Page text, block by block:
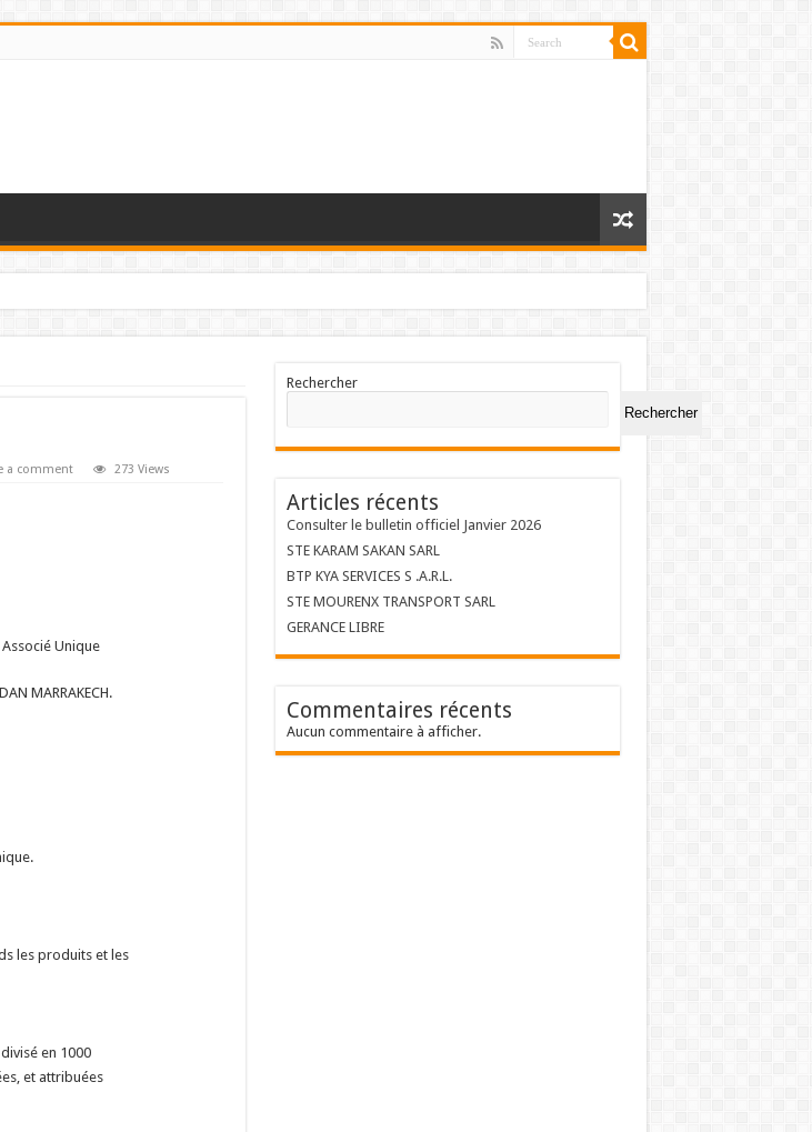
a comment 273 Views
Unique
MARRAKECH.
les produits et les
en 1000
et attribuées
Rechercher
Rechercher
Articles récents
Consulter le bulletin officiel Janvier 2026
STE KARAM SAKAN SARL
BTP KYA SERVICES S .A.R.L.
STE MOURENX TRANSPORT SARL
GERANCE LIBRE
Commentaires récents
Aucun commentaire à afficher.